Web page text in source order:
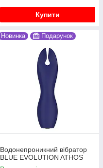
Купити
Новинка Подарунок
Водонепроникний вібратор
BLUE EVOLUTION ATHOS